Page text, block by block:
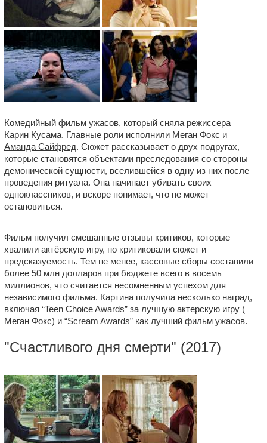
Комедийный фильм ужасов, который сняла режиссера
Карин Кусама. Главные роли исполнили Меган Фокс и
Аманда Сайфред. Сюжет рассказывает о двух подругах,
которые становятся объектами преследования со стороны
демонической сущности, вселившейся в одну из них после
проведения ритуала. Она начинает убивать своих
одноклассников, и вскоре понимает, что не может
остановиться.
Фильм получил смешанные отзывы критиков, которые
хвалили актёрскую игру, но критиковали сюжет и
предсказуемость. Тем не менее, кассовые сборы составили
более 50 млн долларов при бюджете всего в восемь
миллионов, что считается несомненным успехом для
независимого фильма. Картина получила несколько наград,
включая “Teen Choice Awards” за лучшую актерскую игру (
Меган Фокс) и “Scream Awards” как лучший фильм ужасов.
"Счастливого дня смерти" (2017)